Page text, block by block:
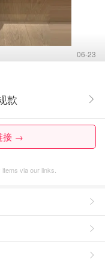
06-23
款
接 →
via our links.